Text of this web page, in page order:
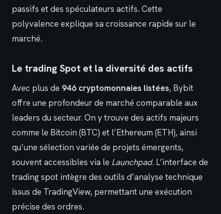
passifs et des spéculateurs actifs. Cette
polyvalence explique sa croissance rapide sur le
marché.
Le trading Spot et la diversité des actifs
Avec plus de 946 cryptomonnaies listées, Bybit
offre une profondeur de marché comparable aux
leaders du secteur. On y trouve des actifs majeurs
comme le Bitcoin (BTC) et l’Ethereum (ETH), ainsi
qu’une sélection variée de projets émergents,
souvent accessibles via le Launchpad. L’interface de
trading spot intègre des outils d’analyse technique
issus de TradingView, permettant une exécution
précise des ordres.